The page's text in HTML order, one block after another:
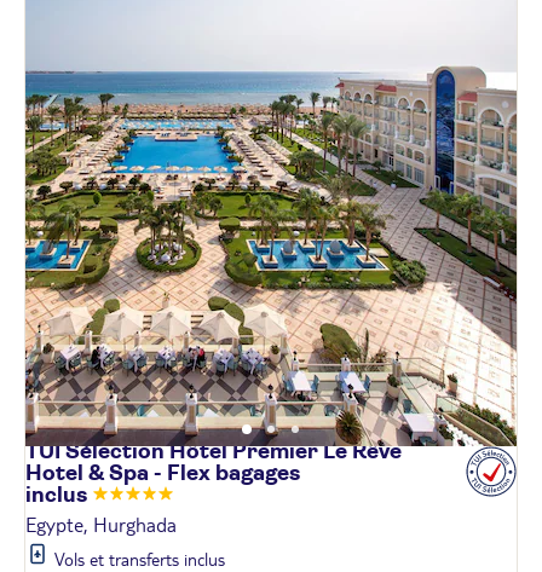
TUI Sélection Hôtel Premier Le Rêve
Hotel & Spa - Flex bagages
inclus
Egypte, Hurghada
Vols et transferts inclus